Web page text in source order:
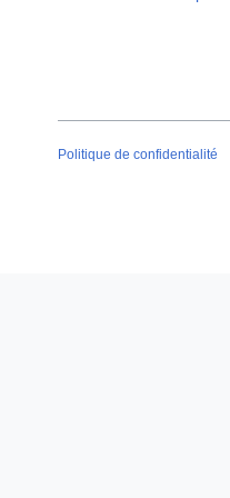
Politique de confidentialité